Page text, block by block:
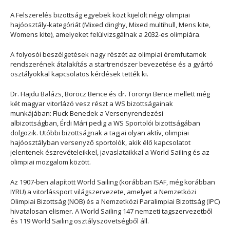
A Felszerelés bizottság egyebek közt kijelölt négy olimpiai
hajóosztály-kategóriát (Mixed dinghy, Mixed multihull, Mens kite,
Womens kite), amelyeket felülvizsgálnak a 2032-es olimpiára.
A folyosói beszélgetések nagy részét az olimpiai éremfutamok
rendszerének átalakítás a startrendszer bevezetése és a gyártó
osztályokkal kapcsolatos kérdések tették ki.
Dr. Hajdu Balázs, Böröcz Bence és dr. Toronyi Bence mellett még
két magyar vitorlázó vesz részt a WS bizottságainak
munkájában: Fluck Benedek a Versenyrendezési
albizottságban, Érdi Mári pedig a WS Sportolói bizottságában
dolgozik. Utóbbi bizottságnak a tagjai olyan aktív, olimpiai
hajóosztályban versenyző sportolók, akik élő kapcsolatot
jelentenek észrevételeikkel, javaslataikkal a World Sailing és az
olimpiai mozgalom között.
Az 1907-ben alapított World Sailing (korábban ISAF, még korábban
IYRU) a vitorlássport világszervezete, amelyet a Nemzetközi
Olimpiai Bizottság (NOB) és a Nemzetközi Paralimpiai Bizottság (IPC)
hivatalosan elismer. A World Sailing 147 nemzeti tagszervezetből
és 119 World Sailing osztályszövetségből áll.